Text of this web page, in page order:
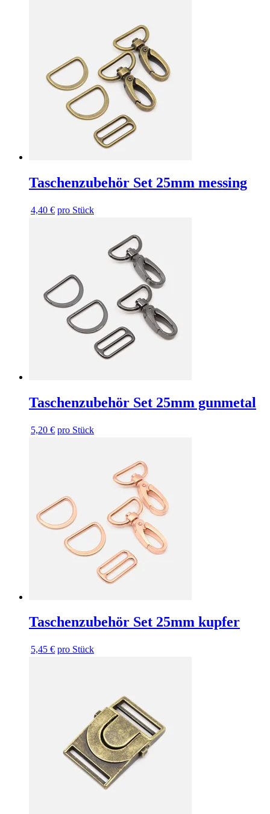
Taschenzubehör Set 25mm messing
4,40 € pro Stück
Taschenzubehör Set 25mm gunmetal
5,20 € pro Stück
Taschenzubehör Set 25mm kupfer
5,45 € pro Stück